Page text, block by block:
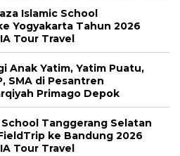
Islamic School
Yogyakarta Tahun 2026
Tour Travel
Anak Yatim, Yatim Puatu,
SMA di Pesantren
Primago Depok
Tanggerang Selatan
ke Bandung 2026
Tour Travel